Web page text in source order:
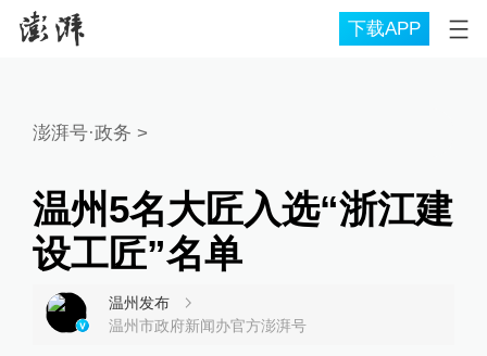
下载APP
澎湃号·政务 >
温州5名大匠入选“浙江建
设工匠”名单
温州发布
温州市政府新闻办官方澎湃号